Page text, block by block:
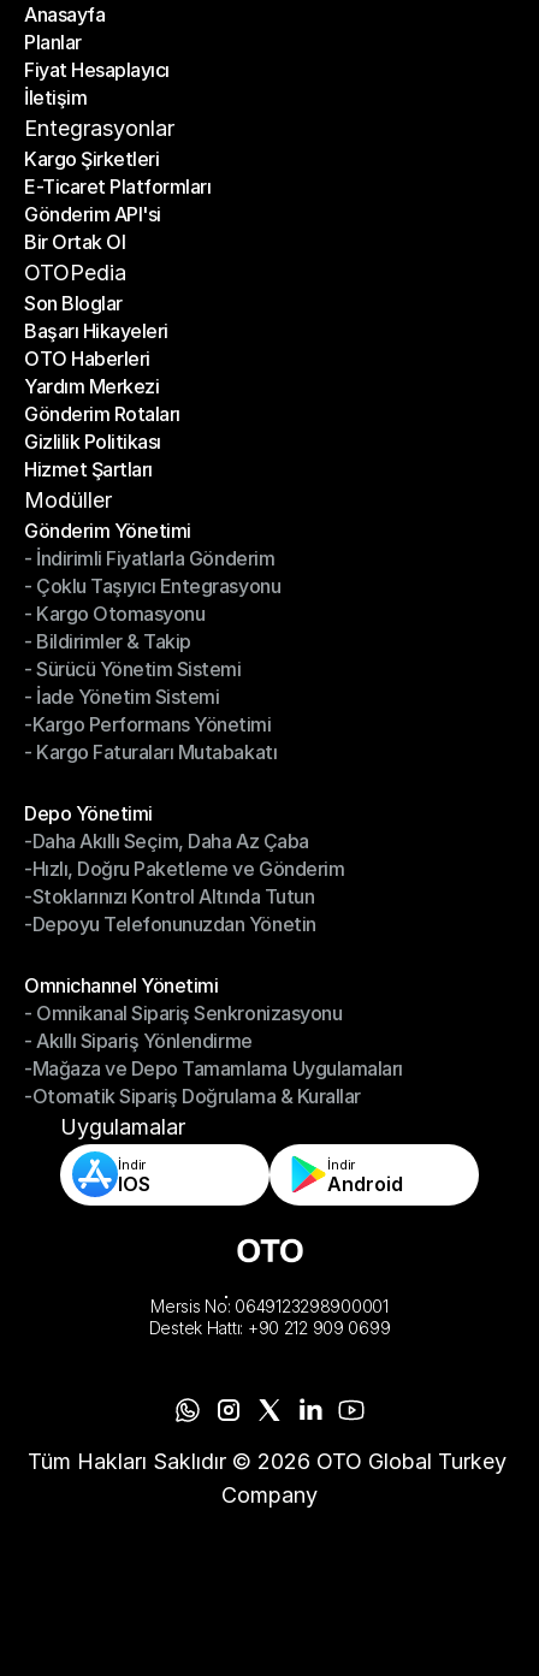
Anasayfa
Anasayfa
Planlar
Planlar
Fiyat Hesaplayıcı
Fiyat Hesaplayıcı
İletişim
İletişim
Entegrasyonlar
Kargo Şirketleri
Kargo Şirketleri
E-Ticaret Platformları
E-Ticaret Platformları
Gönderim API'si
Gönderim API'si
Bir Ortak Ol
Bir Ortak Ol
OTOPedia
Son Bloglar
Son Bloglar
Başarı Hikayeleri
Başarı Hikayeleri
OTO Haberleri
OTO Haberleri
Yardım Merkezi
Yardım Merkezi
Gönderim Rotaları
Gönderim Rotaları
Gizlilik Politikası
Gizlilik Politikası
Hizmet Şartları
Hizmet Şartları
Modüller
Gönderim Yönetimi
Gönderim Yönetimi
- İndirimli Fiyatlarla Gönderim
- İndirimli Fiyatlarla Gönderim
- Çoklu Taşıyıcı Entegrasyonu
- Çoklu Taşıyıcı Entegrasyonu
- Kargo Otomasyonu
- Kargo Otomasyonu
- Bildirimler & Takip
- Bildirimler & Takip
- Sürücü Yönetim Sistemi
- Sürücü Yönetim Sistemi
- İade Yönetim Sistemi
- İade Yönetim Sistemi
-Kargo Performans Yönetimi
-Kargo Performans Yönetimi
- Kargo Faturaları Mutabakatı
Depo Yönetimi
Depo Yönetimi
-Daha Akıllı Seçim, Daha Az Çaba
-Daha Akıllı Seçim, Daha Az Çaba
-Hızlı, Doğru Paketleme ve Gönderim
-Hızlı, Doğru Paketleme ve Gönderim
-Stoklarınızı Kontrol Altında Tutun
-Stoklarınızı Kontrol Altında Tutun
-Depoyu Telefonunuzdan Yönetin
Omnichannel Yönetimi
Omnichannel Yönetimi
- Omnikanal Sipariş Senkronizasyonu
- Omnikanal Sipariş Senkronizasyonu
- Akıllı Sipariş Yönlendirme
- Akıllı Sipariş Yönlendirme
-Mağaza ve Depo Tamamlama Uygulamaları
-Mağaza ve Depo Tamamlama Uygulamaları
-Otomatik Sipariş Doğrulama & Kurallar
-Otomatik Sipariş Doğrulama & Kurallar
Uygulamalar
İndir
IOS
İndir
Android
Mersis No: 0649123298900001
Destek Hattı: +90 212 909 0699
Tüm Hakları Saklıdır © 2026 OTO Global Turkey
Company